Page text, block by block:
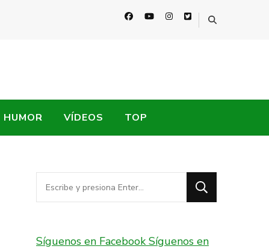
HUMOR VÍDEOS TOP
¿Buscas
algo?
Síguenos en FacebookSíguenos en